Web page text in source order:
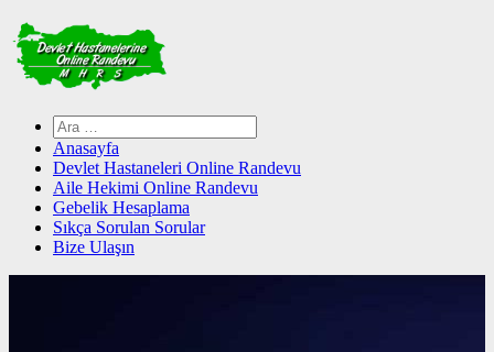
Arama:
Anasayfa
Devlet Hastaneleri Online Randevu
Aile Hekimi Online Randevu
Gebelik Hesaplama
Sıkça Sorulan Sorular
Bize Ulaşın